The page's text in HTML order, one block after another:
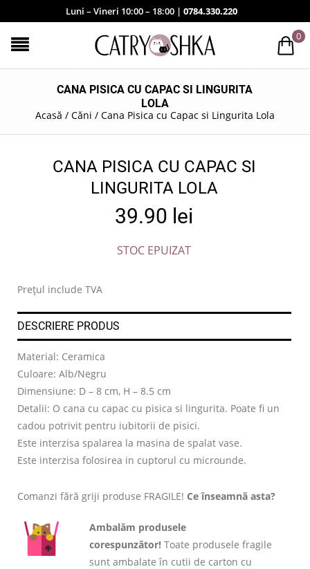
Luni – Vineri 10:00 – 18:00 | 0784.330.220
0
CANA PISICA CU CAPAC SI LINGURITA
LOLA
Acasă / Căni / Cana Pisica cu Capac si Lingurita Lola
CANA PISICA CU CAPAC SI
LINGURITA LOLA
39.90 lei
STOC EPUIZAT
Prețul include TVA
DESCRIERE PRODUS
Material: Ceramica
Culoare: Alb/Negru
Dimensiune: D – 8 cm, H – 8.5 cm
Detalii: O cana cu capac cu pisica si lingurita. Poate fi un
cadou potrivit pentru iubitorii de pisici.
Este interzisa spalarea la masina de spalat vase.
Este interzisa folosirea in cuptorul cu microunde.
Comanzi fără griji produse FRAGILE! Ce înseamnă asta?
Ambalăm produsele
corespunzător! Toate produsele fragile
sunt ambalate în cutii de carton cu